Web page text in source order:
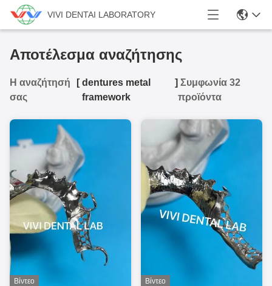
VIVI DENTAI LABORATORY
Αποτέλεσμα αναζήτησης
Η αναζήτησή
σας
[dentures metal
framework
] Συμφωνία 32
προϊόντα
Βίντεο Βίντεο